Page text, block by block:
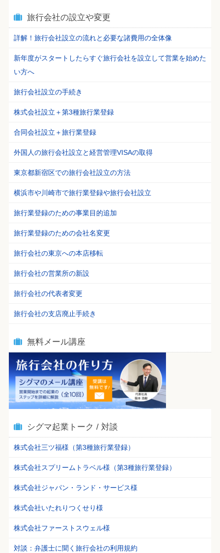
旅行会社の設立や変更
詳解！旅行会社設立の流れと必要な諸費用の全体像
新年度がスタートしたらすぐ旅行会社を設立して営業を始めた
い方へ
旅行会社設立の手続き
株式会社設立＋第3種旅行業登録
合同会社設立＋旅行業登録
外国人の旅行会社設立と経営管理VISAの取得
東京都新宿区での旅行会社設立の方法
横浜市や川崎市で旅行業登録や旅行会社設立
旅行業登録のための事業目的追加
旅行業登録のための会社名変更
旅行会社の東京への本店移転
旅行会社の営業所の新設
旅行会社の代表者変更
旅行会社の支店廃止手続き
無料メール講座
シグマ起業トーク / 対談
株式会社三ツ福様（第3種旅行業登録）
株式会社スプリームトラベル様（第3種旅行業登録）
株式会社ジャパン・ランド・サービス様
株式会社いたれりつくせり様
株式会社ファーストスウェル様
対談：弁護士に聞く旅行会社の利用規約